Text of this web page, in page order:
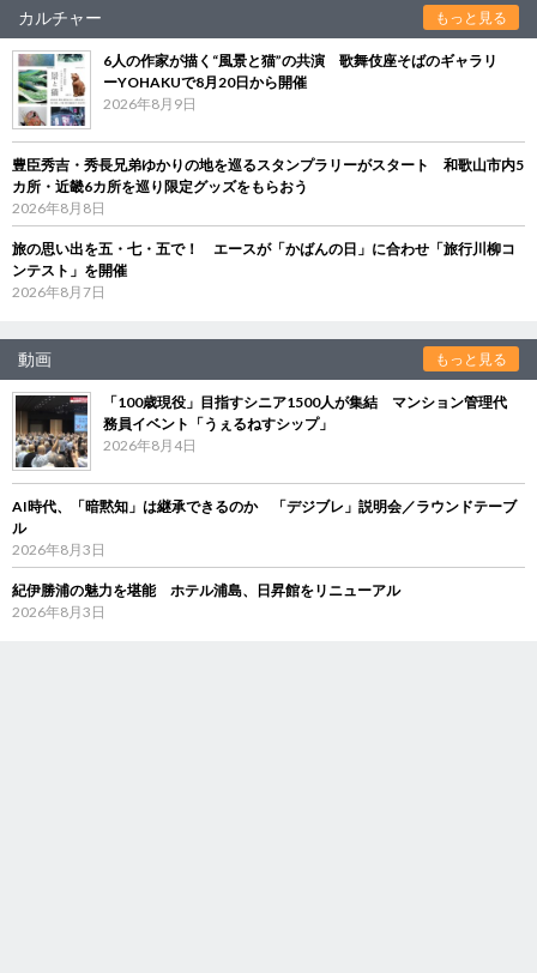
カルチャー もっと見る
6人の作家が描く“風景と猫”の共演 歌舞伎座そばのギャラリ
ーYOHAKUで8月20日から開催
2026年8月9日
豊臣秀吉・秀長兄弟ゆかりの地を巡るスタンプラリーがスタート 和歌山市内5
カ所・近畿6カ所を巡り限定グッズをもらおう
2026年8月8日
旅の思い出を五・七・五で！ エースが「かばんの日」に合わせ「旅行川柳コ
ンテスト」を開催
2026年8月7日
動画 もっと見る
「100歳現役」目指すシニア1500人が集結 マンション管理代
務員イベント「うぇるねすシップ」
2026年8月4日
AI時代、「暗黙知」は継承できるのか 「デジブレ」説明会／ラウンドテーブ
ル
2026年8月3日
紀伊勝浦の魅力を堪能 ホテル浦島、日昇館をリニューアル
2026年8月3日